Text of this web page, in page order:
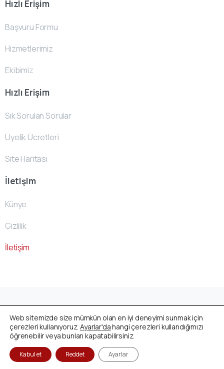
Hızlı Erişim
Başvuru Formu
Hizmetlerimiz
Ekibimiz
Hızlı Erişim
Sık Sorulan Sorular
Üyelik Ücretleri
Site Haritası
İletişim
Künye
Gizlilik
İletişim
reserved
Web sitemizde size mümkün olan en iyi deneyimi sunmak için
çerezleri kullanıyoruz.Ayarlar'dahangi çerezleri kullandığımızı
öğrenebilir veya bunları kapatabilirsiniz.
Kabul et Reddet Ayarlar